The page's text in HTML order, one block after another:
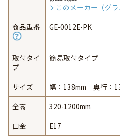
このメーカー（グ
商品型番
GE-0012E-PK
取付タイ
プ
簡易取付タイプ
サイズ
幅：138mm 奥行：
全高
320-1200mm
口金
E17